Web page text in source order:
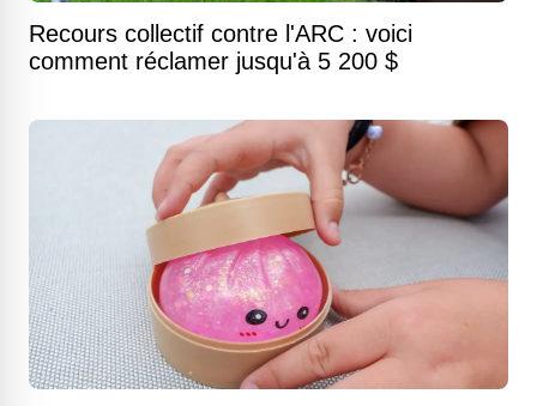
Recours collectif contre l'ARC : voici
comment réclamer jusqu'à 5 200 $